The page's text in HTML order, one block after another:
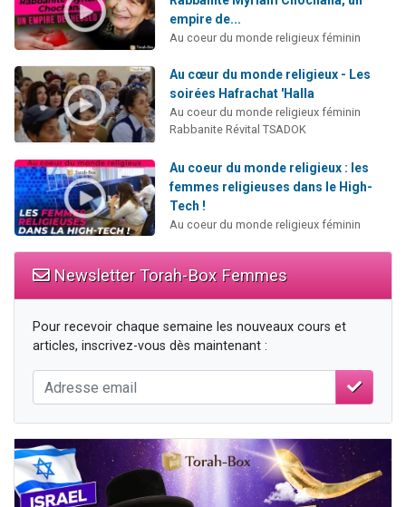
empire de...
Au coeur du monde religieux féminin
Au cœur du monde religieux - Les
soirées Hafrachat 'Halla
Au coeur du monde religieux féminin
Rabbanite Révital TSADOK
Au coeur du monde religieux : les
femmes religieuses dans le High-
Tech !
Au coeur du monde religieux féminin
Newsletter Torah-Box Femmes
Pour recevoir chaque semaine les nouveaux cours et
articles, inscrivez-vous dès maintenant :